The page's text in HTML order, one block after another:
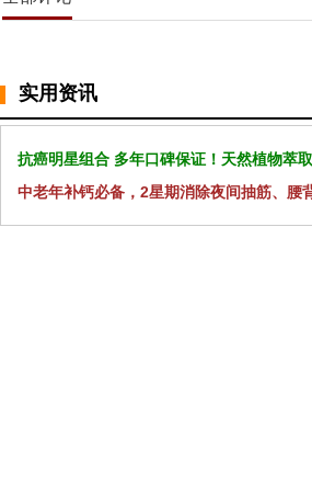
实用资讯
抗癌明星组合 多年口碑保证！天然植物萃
中老年补钙必备，2星期消除夜间抽筋、腰